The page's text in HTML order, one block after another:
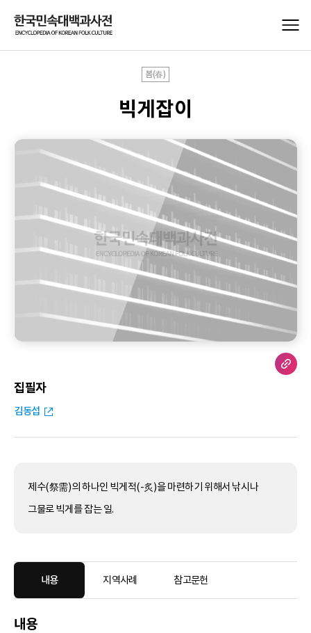
봄(春)
빅게잡이
집필자
김동섭
제수(祭需)의 하나인 빅게적(-炙)을 마련하기 위해서 낚시나
그물로 빅게를 잡는 일.
내용 지역사례 참고문헌
내용